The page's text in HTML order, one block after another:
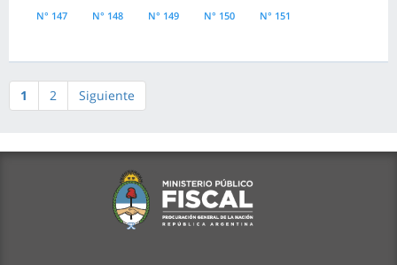
N° 147 N° 148 N° 149 N° 150 N° 151
1 2 Siguiente